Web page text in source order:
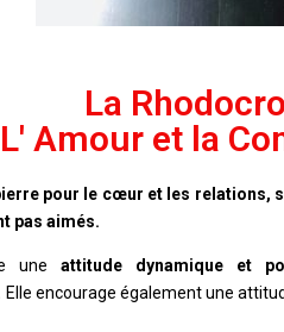
La
L' Amour et la
pour le cœur et les relations,
pas aimés.
une attitude dynamique et
Elle encourage également une